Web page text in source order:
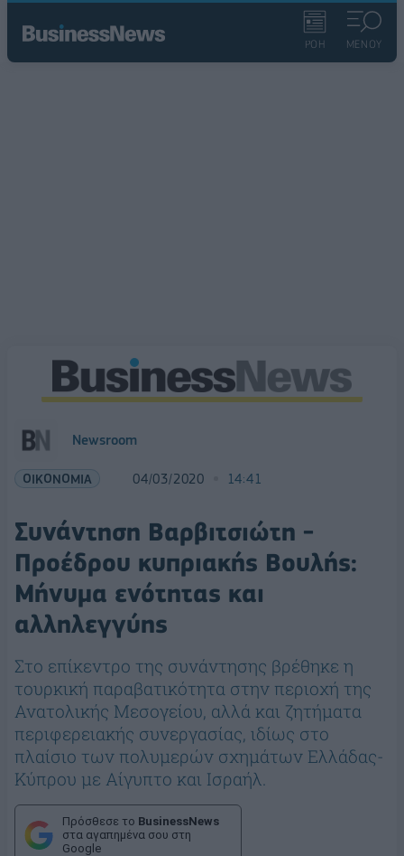
ΡΟΗ ΜΕΝΟΥ
Newsroom
ΟΙΚΟΝΟΜΙΑ 04/03/2020 14:41
Συνάντηση Βαρβιτσιώτη -
Προέδρου κυπριακής Βουλής:
Μήνυμα ενότητας και
αλληλεγγύης
Στο επίκεντρο της συνάντησης βρέθηκε η
τουρκική παραβατικότητα στην περιοχή της
Ανατολικής Μεσογείου, αλλά και ζητήματα
περιφερειακής συνεργασίας, ιδίως στο
πλαίσιο των πολυμερών σχημάτων Ελλάδας-
Κύπρου με Αίγυπτο και Ισραήλ.
Πρόσθεσε το BusinessNews
στα αγαπημένα σου στη
Google